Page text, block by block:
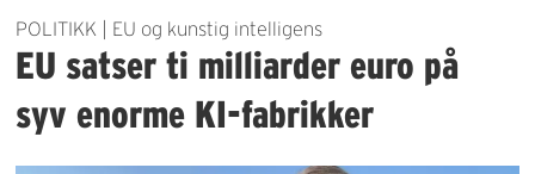
POLITIKK | EU og kunstig intelligens
EU satser ti milliarder euro på
syv enorme KI-fabrikker